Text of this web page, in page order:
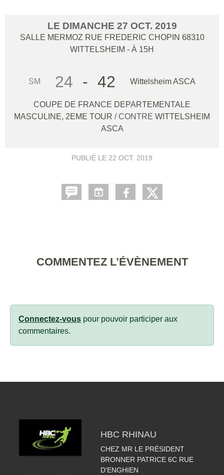
LE DIMANCHE 27 OCT. 2019
SALLE MERMOZ RUE FREDERIC CHOPIN 68310
WITTELSHEIM - À 15H
SM 24 - 42 Wittelsheim ASCA
COUPE DE FRANCE DEPARTEMENTALE
MASCULINE, 2EME TOUR / CONTRE WITTELSHEIM
ASCA
PUBLIÉ LE 22 OCT. 2019
COMMENTEZ L’ÉVÈNEMENT
Connectez-vous pour pouvoir participer aux
commentaires.
HBC RHINAU
CHEZ MR LE PRÉSIDENT
BRONNER PATRICE 6C RUE
D'ENGHIEN